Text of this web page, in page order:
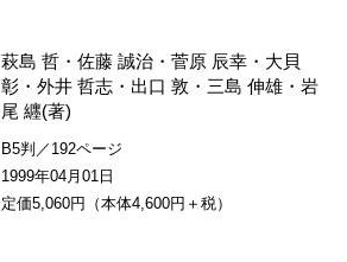
萩島 哲 ・佐藤 誠治 ・菅原 辰幸 ・ 大貝
彰 ・外井 哲志 ・ 出口 敦 ・ 三島 伸雄 ・岩
尾 纒(著)
B5判／192ページ
1999年04月01日
定価5,060円（本体4,600円＋税）